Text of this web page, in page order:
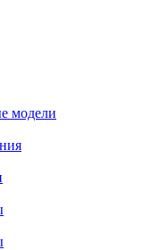
модели